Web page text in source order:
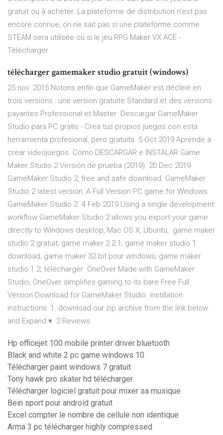
gratuit ou à acheter. La plateforme de distribution n'est pas
encore connue, on ne sait pas si une plateforme comme
STEAM sera utilisée ou si le jeu RPG Maker VX ACE -
Télécharger
télécharger gamemaker studio gratuit (windows)
25 nov. 2015 Notons enfin que GameMaker est décliné en
trois versions : une version gratuite Standard et des versions
payantes Professional et Master Descargar GameMaker
Studio para PC gratis - Crea tus propios juegos con esta
herramienta profesional, pero gratuita. 5 Oct 2019 Aprende a
crear videojuegos. Cómo DESCARGAR e INSTALAR Game
Maker Studio 2 Versión de prueba (2019). 20 Dec 2019
GameMaker Studio 2, free and safe download. GameMaker
Studio 2 latest version: A Full Version PC game for Windows.
GameMaker Studio 2 4 Feb 2019 Using a single development
workflow GameMaker Studio 2 allows you export your game
directly to Windows desktop, Mac OS X, Ubuntu, game maker
studio 2 gratuit; game maker 2.2.1; game maker studio 1
download; game maker 32 bit pour windows; game maker
studio 1.2; télécharger OneOver Made with GameMaker:
Studio, OneOver simplifies gaming to its bare Free Full
Version Download for GameMaker Studio. instillation
instructions: 1. download our zip archive from the link below
and Expand ▾. 2 Reviews.
Hp officejet 100 mobile printer driver bluetooth
Black and white 2 pc game windows 10
Télécharger paint windows 7 gratuit
Tony hawk pro skater hd télécharger
Télécharger logiciel gratuit pour mixer sa musique
Bein sport pour android gratuit
Excel compter le nombre de cellule non identique
Arma 3 pc télécharger highly compressed